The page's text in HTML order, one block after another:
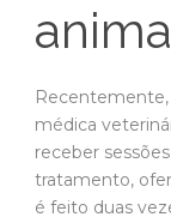
Recentemente,
médica
receber
tratamento,
é feito duas